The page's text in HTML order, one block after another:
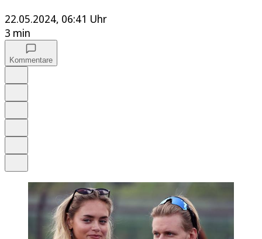
22.05.2024, 06:41 Uhr
3 min
Kommentare